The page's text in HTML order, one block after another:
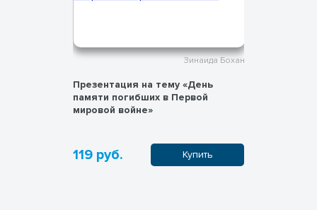
Зинаида Бохан
Презентация на тему «День
памяти погибших в Первой
мировой войне»
119 руб. Купить